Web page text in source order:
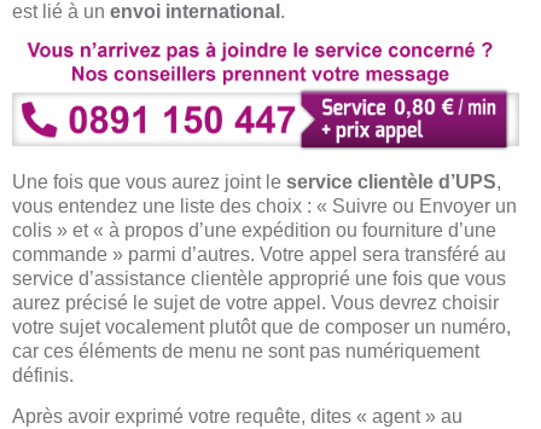
est lié à un envoi international .
Une fois que vous aurez joint le service clientèle d’UPS,
vous entendez une liste des choix : « Suivre ou Envoyer un
colis » et « à propos d’une expédition ou fourniture d’une
commande » parmi d’autres. Votre appel sera transféré au
service d’assistance clientèle approprié une fois que vous
aurez précisé le sujet de votre appel. Vous devrez choisir
votre sujet vocalement plutôt que de composer un numéro,
car ces éléments de menu ne sont pas numériquement
définis.
Après avoir exprimé votre requête, dites « agent » au